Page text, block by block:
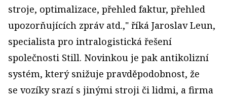
stroje, optimalizace, přehled faktur, přehled
upozorňujících zpráv atd.," říká Jaroslav Leun,
specialista pro intralogistická řešení
společnosti Still. Novinkou je pak antikolizní
systém, který snižuje pravděpodobnost, že
se vozíky srazí s jinými stroji či lidmi, a firma